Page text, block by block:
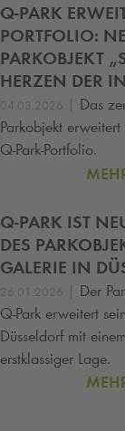
Q-PARK
PORTFOLIO:
PARKOBJEKT
HERZEN DER
04.03.2026 | Das
Parkobjekt
Q‑Park‑Portfolio.
Q-PARK IST
DES
GALERIE IN
26.01.2026 | Der
Q-Park erweitert
Düsseldorf mit
erstklassiger Lage.